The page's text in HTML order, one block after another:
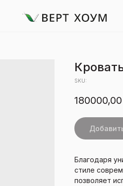
SKU:
180000,00
Благодаря
стиле
позволяет